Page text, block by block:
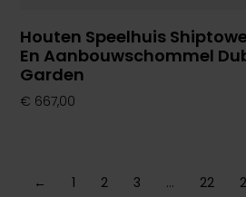
Houten Speelhuis
En Aanbouwschommel
Garden
€ 667,00
← 1 2 3 … 22